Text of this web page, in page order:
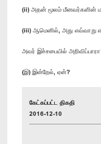
(ii) அதன் மூலம் மீனவர்களின்
(iii) ஆமெனில், அது எவ்வாறு
அவர் இச்சபையில்
(இ) இன்றேல், ஏன்?
கேட்கப்பட்ட திகதி
2016-12-10